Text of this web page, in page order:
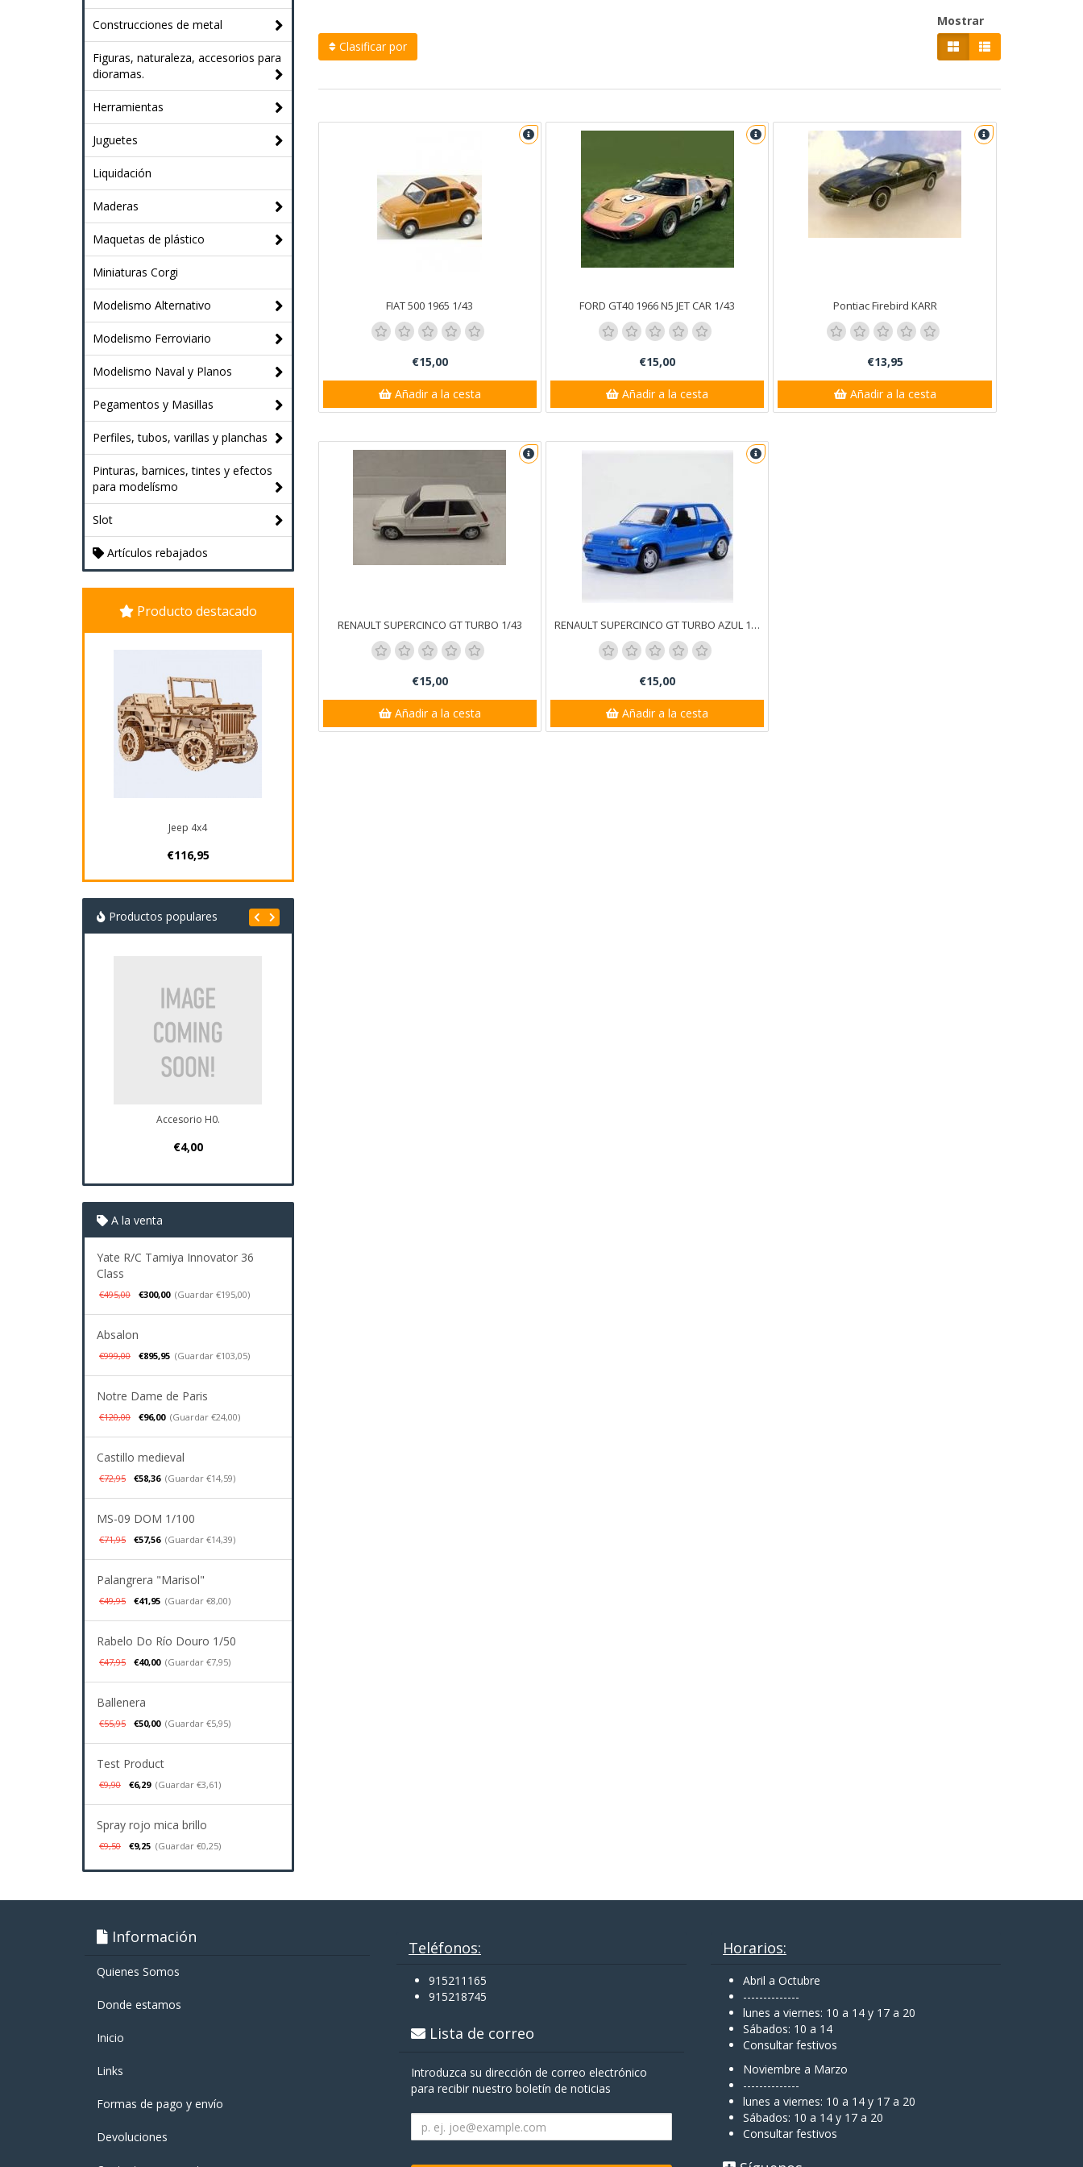
Construcciones de metal
Figuras, naturaleza, accesorios para
dioramas.
Herramientas
Juguetes
Liquidación
Maderas
Maquetas de plástico
Miniaturas Corgi
Modelismo Alternativo
Modelismo Ferroviario
Modelismo Naval y Planos
Pegamentos y Masillas
Perfiles, tubos, varillas y planchas
Pinturas, barnices, tintes y efectos
para modelísmo
Slot
Artículos rebajados
Producto destacado
Jeep 4x4
€116,95
Productos populares
Accesorio H0.
€4,00
A la venta
Yate R/C Tamiya Innovator 36
Class
€495,00 €300,00 (Guardar €195,00)
Absalon
€999,00 €895,95 (Guardar €103,05)
Notre Dame de Paris
€120,00 €96,00 (Guardar €24,00)
Castillo medieval
€72,95 €58,36 (Guardar €14,59)
MS-09 DOM 1/100
€71,95 €57,56 (Guardar €14,39)
Palangrera "Marisol"
€49,95 €41,95 (Guardar €8,00)
Rabelo Do Río Douro 1/50
€47,95 €40,00 (Guardar €7,95)
Ballenera
€55,95 €50,00 (Guardar €5,95)
Test Product
€9,90 €6,29 (Guardar €3,61)
Spray rojo mica brillo
€9,50 €9,25 (Guardar €0,25)
Clasificar por
Mostrar
FIAT 500 1965 1/43
€15,00
Añadir a la cesta
FORD GT40 1966 N5 JET CAR 1/43
€15,00
Añadir a la cesta
Pontiac Firebird KARR
€13,95
Añadir a la cesta
RENAULT SUPERCINCO GT TURBO 1/43
€15,00
Añadir a la cesta
RENAULT SUPERCINCO GT TURBO AZUL 1/43
€15,00
Añadir a la cesta
Información
Quienes Somos
Donde estamos
Inicio
Links
Formas de pago y enví­o
Devoluciones
Teléfonos:
915211165
915218745
Lista de correo
Introduzca su dirección de correo electrónico
para recibir nuestro boletín de noticias
Horarios:
Abril a Octubre
--------------
lunes a viernes: 10 a 14 y 17 a 20
Sábados: 10 a 14
Consultar festivos
Noviembre a Marzo
--------------
lunes a viernes: 10 a 14 y 17 a 20
Sábados: 10 a 14 y 17 a 20
Consultar festivos